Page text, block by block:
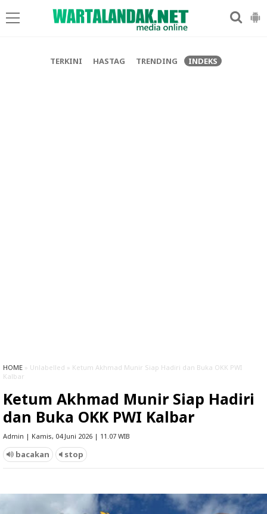
TERKINI HASTAG TRENDING INDEKS
HOME » Unlabelled » Ketum Akhmad Munir Siap Hadiri dan Buka OKK PWI
Kalbar
Ketum Akhmad Munir Siap Hadiri
dan Buka OKK PWI Kalbar
Admin | Kamis, 04 Juni 2026 | 11.07 WIB
bacakan stop